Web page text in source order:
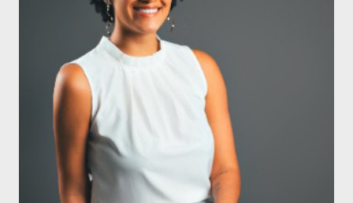
podem ter espaço na sua rotina. Há o momento de apreciar uma
refeição rica em nutrientes, como uma salada colorida e cheia de
sabor. E também há o momento de saborear aquele doce que
você tanto gosta ou um prato especial que traz conforto e boas
memórias. Esses momentos não só são normais, mas também
essenciais para uma relação leve com a comida. O segredo não
está em criar proibições, mas em encontrar o equilíbrio.
Alimentar-se bem é sobre compreender que ...